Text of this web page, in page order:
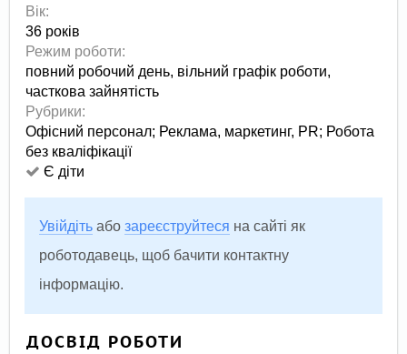
Вік:
36 років
Режим роботи:
повний робочий день, вільний графік роботи,
часткова зайнятість
Рубрики:
Офісний персонал; Реклама, маркетинг, PR; Робота
без кваліфікації
Є діти
Увійдіть абозареєструйтеся на сайті як
роботодавець, щоб бачити контактну
інформацію.
ДОСВІД РОБОТИ